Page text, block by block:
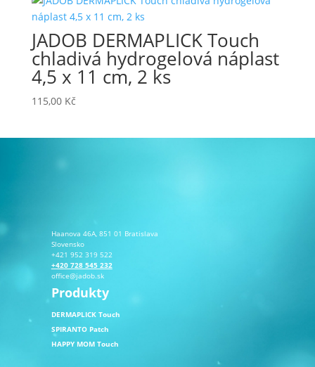
JADOB DERMAPLICK Touch
chladivá hydrogelová náplast
4,5 x 11 cm, 2 ks
115,00 Kč
Haanova 46A, 851 01 Bratislava
Slovensko
+421 952 319 522
+420 728 545 232
office@jadob.sk
Produkty
DERMAPLICK Touch
SPIRANTO Patch
HAPPY MOM Touch